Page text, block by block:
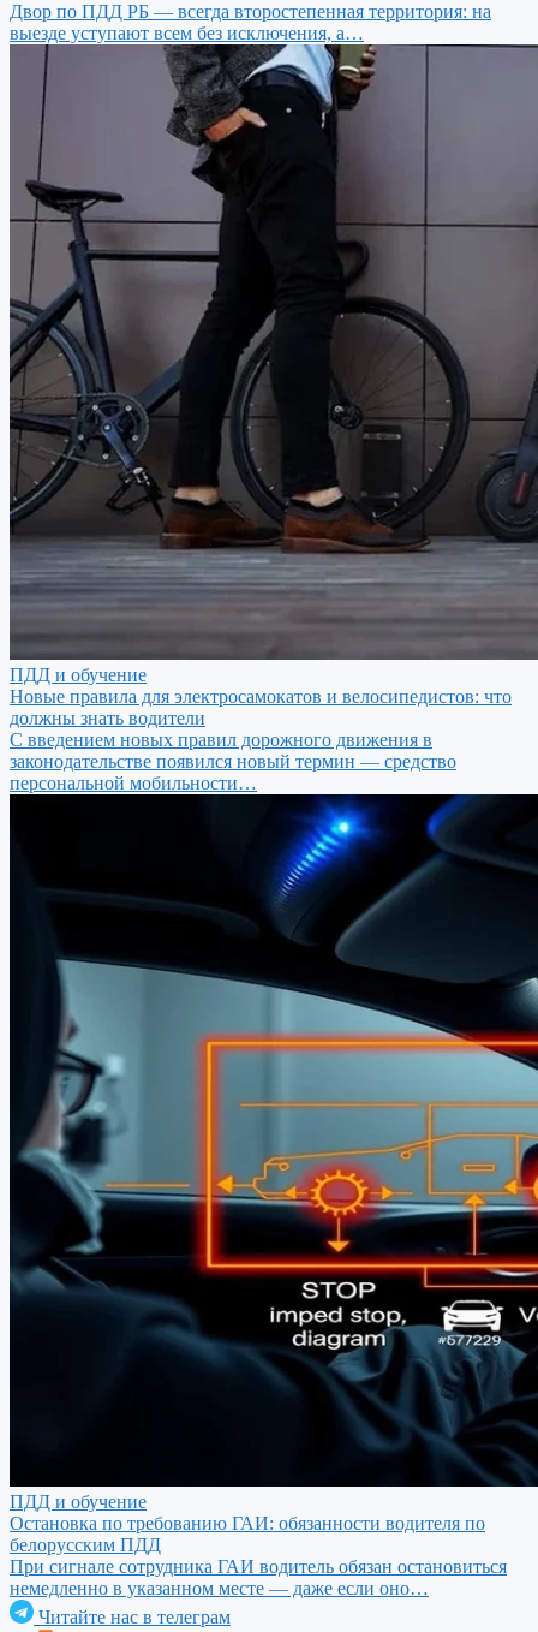
Двор по ПДД РБ — всегда второстепенная территория: на
выезде уступают всем без исключения, а…
ПДД и обучение
Новые правила для электросамокатов и велосипедистов: что
должны знать водители
С введением новых правил дорожного движения в
законодательстве появился новый термин — средство
персональной мобильности…
ПДД и обучение
Остановка по требованию ГАИ: обязанности водителя по
белорусским ПДД
При сигнале сотрудника ГАИ водитель обязан остановиться
немедленно в указанном месте — даже если оно…
Читайте нас в телеграм